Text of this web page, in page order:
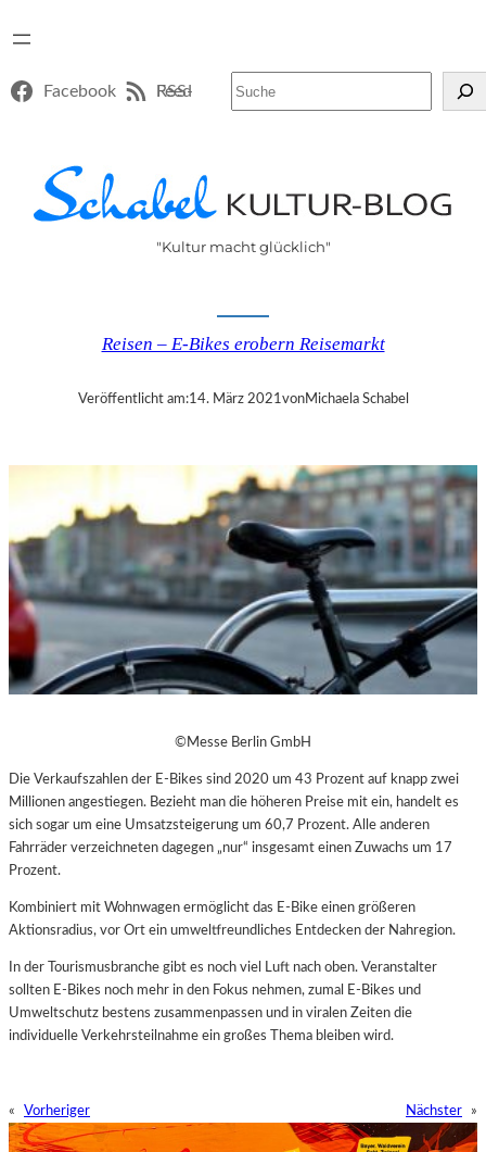
Facebook RSS-Feed
"Kultur macht glücklich"
Reisen – E-Bikes erobern Reisemarkt
Veröffentlicht am:14. März 2021vonMichaela Schabel
©Messe Berlin GmbH
Die Verkaufszahlen der E-Bikes sind 2020 um 43 Prozent auf knapp zwei
Millionen angestiegen. Bezieht man die höheren Preise mit ein, handelt es
sich sogar um eine Umsatzsteigerung um 60,7 Prozent. Alle anderen
Fahrräder verzeichneten dagegen „nur“ insgesamt einen Zuwachs um 17
Prozent.
Kombiniert mit Wohnwagen ermöglicht das E-Bike einen größeren
Aktionsradius, vor Ort ein umweltfreundliches Entdecken der Nahregion.
In der Tourismusbranche gibt es noch viel Luft nach oben. Veranstalter
sollten E-Bikes noch mehr in den Fokus nehmen, zumal E-Bikes und
Umweltschutz bestens zusammenpassen und in viralen Zeiten die
individuelle Verkehrsteilnahme ein großes Thema bleiben wird.
« Vorheriger Nächster »